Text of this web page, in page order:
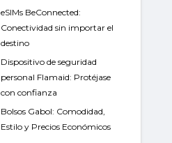
eSIMs BeConnected:
Conectividad sin importar el
destino
Dispositivo de seguridad
personal Flamaid: Protéjase
con confianza
Bolsos Gabol: Comodidad,
Estilo y Precios Económicos